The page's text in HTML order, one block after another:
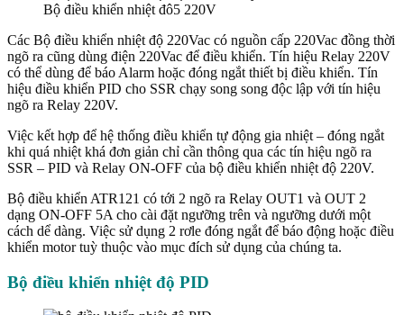
Bộ điều khiển nhiệt đô5 220V
Các Bộ điều khiển nhiệt độ 220Vac có nguồn cấp 220Vac đồng thời
ngõ ra cũng dùng điện 220Vac để điều khiển. Tín hiệu Relay 220V
có thể dùng để báo Alarm hoặc đóng ngắt thiết bị điều khiển. Tín
hiệu điều khiển PID cho SSR chạy song song độc lập với tín hiệu
ngõ ra Relay 220V.
Việc kết hợp để hệ thống điều khiển tự động gia nhiệt – đóng ngắt
khi quá nhiệt khá đơn giản chỉ cần thông qua các tín hiệu ngõ ra
SSR – PID và Relay ON-OFF của bộ điều khiển nhiệt độ 220V.
Bộ điều khiển ATR121 có tới 2 ngõ ra Relay OUT1 và OUT 2
dạng ON-OFF 5A cho cài đặt ngưỡng trên và ngưỡng dưới một
cách dể dàng. Việc sử dụng 2 rơle đóng ngắt để báo động hoặc điều
khiển motor tuỳ thuộc vào mục đích sử dụng của chúng ta.
Bộ điều khiển nhiệt độ PID